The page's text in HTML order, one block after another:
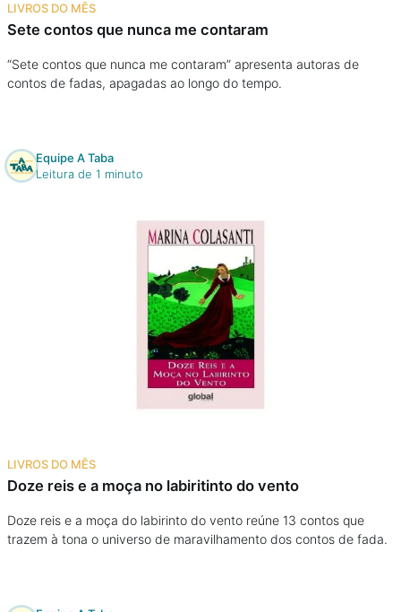
LIVROS DO MÊS
Sete contos que nunca me contaram
“Sete contos que nunca me contaram” apresenta autoras de
contos de fadas, apagadas ao longo do tempo.
Equipe A Taba
Leitura de 1 minuto
LIVROS DO MÊS
Doze reis e a moça no labiritinto do vento
Doze reis e a moça do labirinto do vento reúne 13 contos que
trazem à tona o universo de maravilhamento dos contos de fada.